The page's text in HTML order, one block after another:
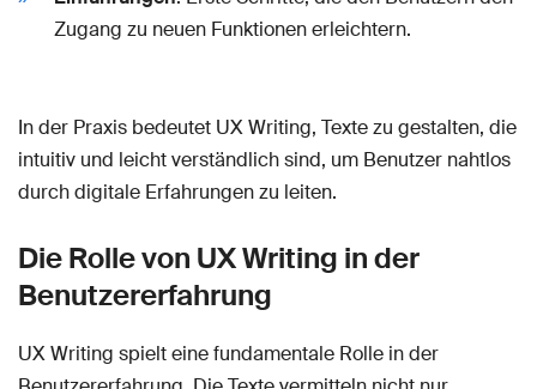
Zugang zu neuen Funktionen erleichtern.
In der Praxis bedeutet UX Writing, Texte zu gestalten, die
intuitiv und leicht verständlich sind, um Benutzer nahtlos
durch digitale Erfahrungen zu leiten.
Die Rolle von UX Writing in der
Benutzererfahrung
UX Writing spielt eine fundamentale Rolle in der